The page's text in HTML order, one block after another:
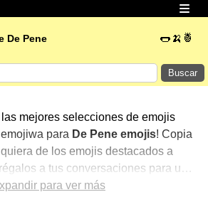
De Pene 🌭🍌🍍
Buscar
las mejores selecciones de emojis
para De Pene emojis! Copia
de los emojis destacados a
a tus conversaciones para un
Hemos seleccionado una variedad
para ver más